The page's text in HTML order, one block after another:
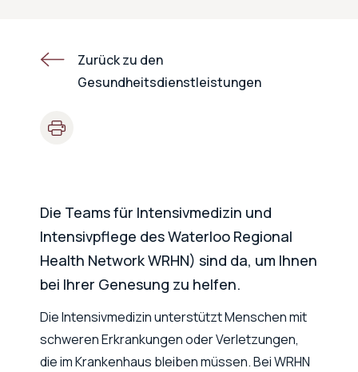
Zurück zu den
Gesundheitsdienstleistungen
Die Teams für Intensivmedizin und
Intensivpflege des Waterloo Regional
Health Network WRHN) sind da, um Ihnen
bei Ihrer Genesung zu helfen.
Die Intensivmedizin unterstützt Menschen mit
schweren Erkrankungen oder Verletzungen,
die im Krankenhaus bleiben müssen. Bei WRHN